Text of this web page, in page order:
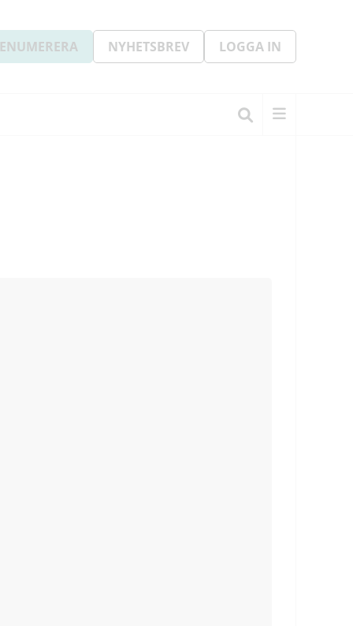
NYHETSBREV LOGGA IN